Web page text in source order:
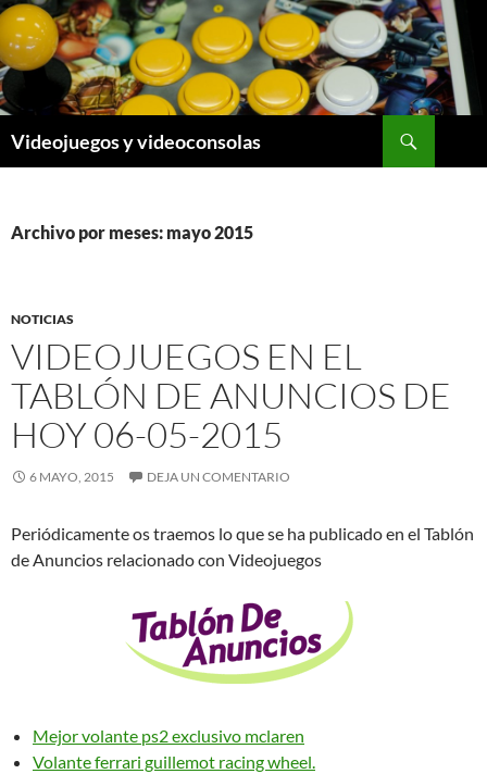
Saltar
al
contenido
Videojuegos y videoconsolas
Archivo por meses: mayo 2015
NOTICIAS
VIDEOJUEGOS EN EL
TABLÓN DE ANUNCIOS DE
HOY 06-05-2015
6 MAYO, 2015 DEJA UN COMENTARIO
Periódicamente os traemos lo que se ha publicado en el Tablón
de Anuncios relacionado con Videojuegos
Mejor volante ps2 exclusivo mclaren
Volante ferrari guillemot racing wheel.